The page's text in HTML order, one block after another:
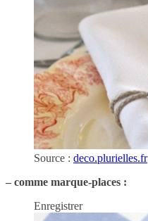
Source : deco.plurielles.fr
– comme marque-places :
Enregistrer